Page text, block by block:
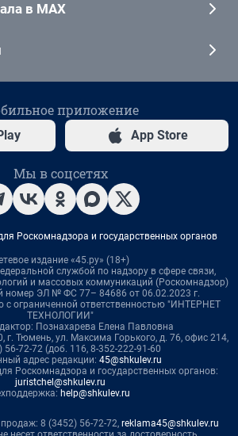
в MAX
приложение
App Store
Мы в соцсетях
Роскомнадзора и государственных органов
издание «45.ру» (18+)
службой по надзору в сфере связи,
и массовых коммуникаций (Роскомнадзор)
номер ЭЛ № ФС 77– 84686 от 06.02.2023 г.
с ограниченной ответственностью "ИНТЕРНЕТ
ТЕХНОЛОГИИ"
Познахарева Елена Павловна
г. Тюмень, ул. Максима Горького, д. 76, офис 214,
56-72-72 (доб. 116, 8-352-222-91-60
адрес редакции: 45@shkulev.ru
Роскомнадзора и государственных органов:
juristchel@shkulev.ru
help@shkulev.ru
8 (3452) 56-72-72, reklama45@shkulev.ru